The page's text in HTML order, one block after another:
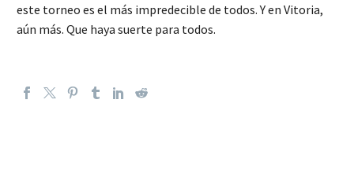
este torneo es el más impredecible de todos. Y en Vitoria,
aún más. Que haya suerte para todos.